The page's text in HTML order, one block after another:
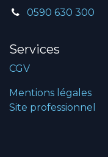
0590 630 300
Services
CGV
Mentions légales
Site professionnel